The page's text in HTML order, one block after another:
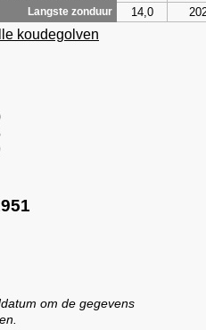
Langste zonduur 14,0
koudegolven
om de gegevens